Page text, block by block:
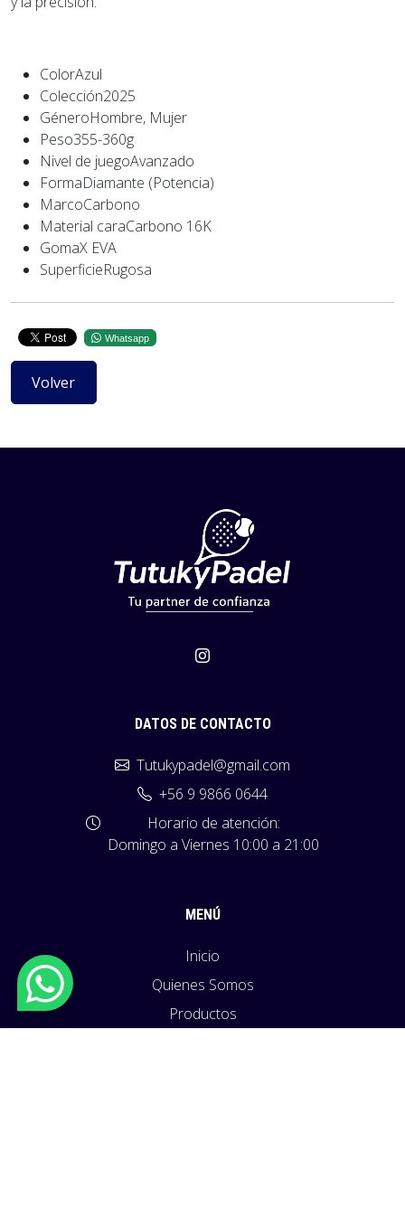
ColorAzul
Colección2025
GéneroHombre, Mujer
Peso355-360g
Nivel de juegoAvanzado
FormaDiamante (Potencia)
MarcoCarbono
Material caraCarbono 16K
GomaX EVA
SuperficieRugosa
Whatsapp
Volver
DATOS DE CONTACTO
Tutukypadel@gmail.com
+56 9 9866 0644
Horario de atención:
Domingo a Viernes 10:00 a 21:00
MENÚ
Inicio
Quienes Somos
Productos